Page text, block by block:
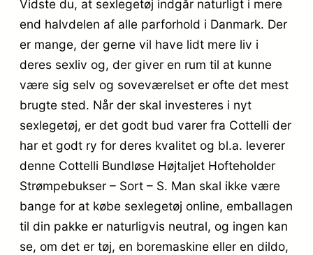
Vidste du, at sexlegetøj indgår naturligt i mere
end halvdelen af alle parforhold i Danmark. Der
er mange, der gerne vil have lidt mere liv i
deres sexliv og, der giver en rum til at kunne
være sig selv og soveværelset er ofte det mest
brugte sted. Når der skal investeres i nyt
sexlegetøj, er det godt bud varer fra Cottelli der
har et godt ry for deres kvalitet og bl.a. leverer
denne Cottelli Bundløse Højtaljet Hofteholder
Strømpebukser – Sort – S. Man skal ikke være
bange for at købe sexlegetøj online, emballagen
til din pakke er naturligvis neutral, og ingen kan
se, om det er tøj, en boremaskine eller en dildo,